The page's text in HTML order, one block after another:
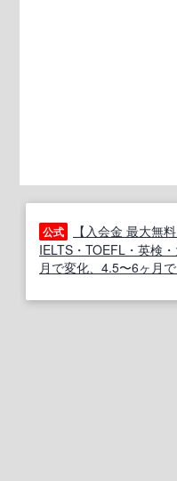
公式
【入会金 最大無
IELTS・TOEFL・英検
月で変化、4.5〜6ヶ月で